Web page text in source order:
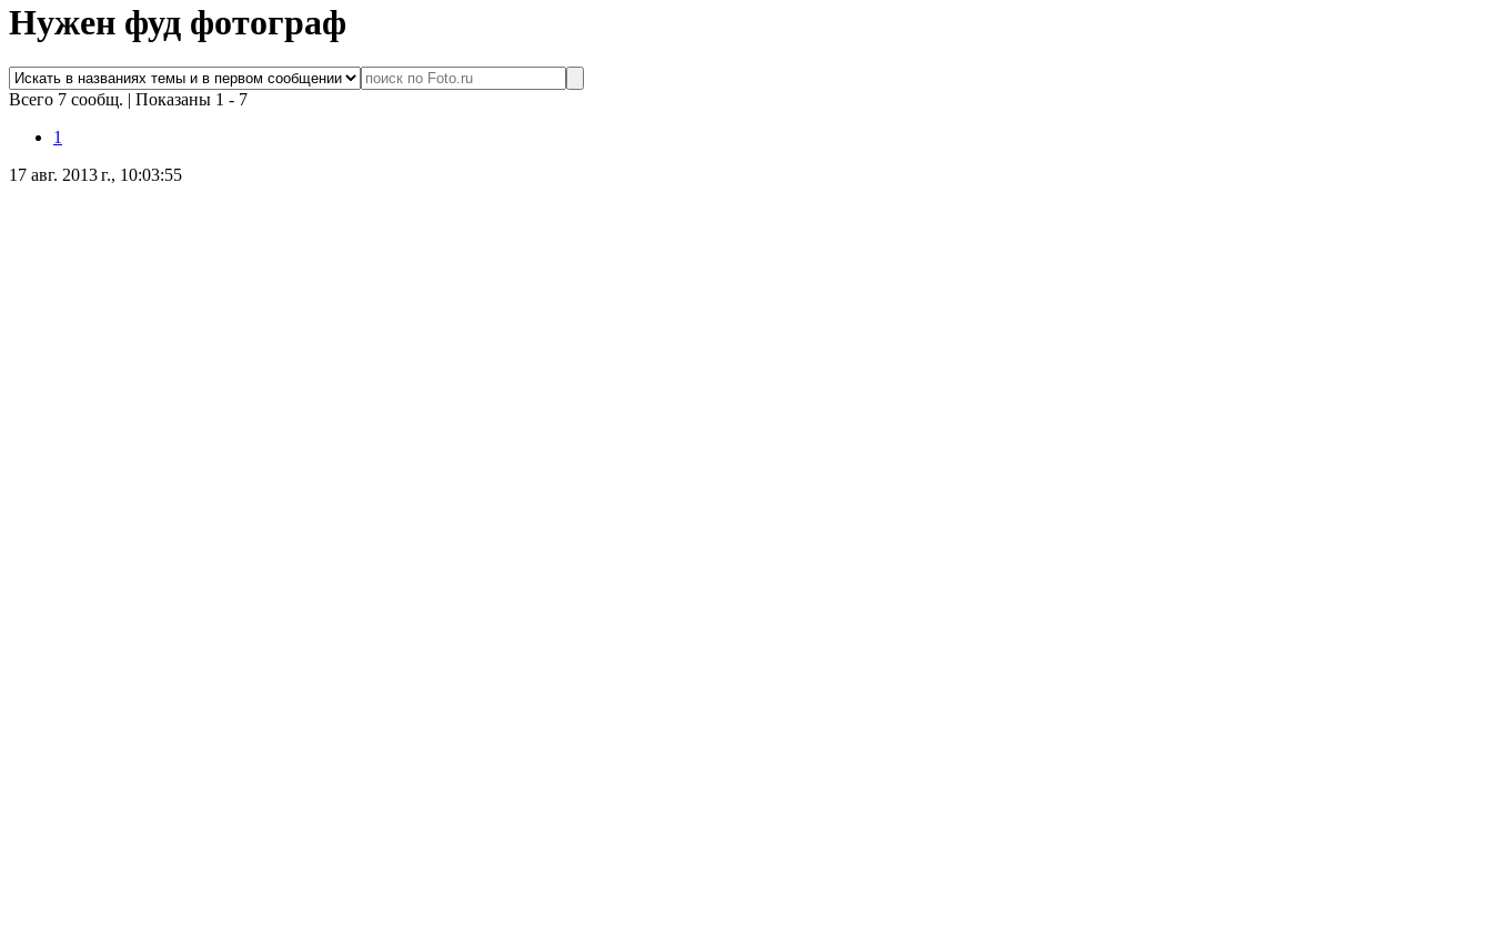
Нужен фуд фотограф
Всего 7 сообщ. | Показаны 1 - 7
1
17 авг. 2013 г., 10:03:55